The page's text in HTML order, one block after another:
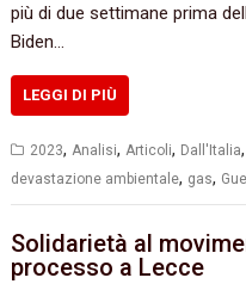
più di due settimane prima
Biden…
LEGGI DI PIÙ
2023, Analisi, Articoli, Dall'Italia,
devastazione ambientale, gas,
Solidarietà al
processo a Lecce